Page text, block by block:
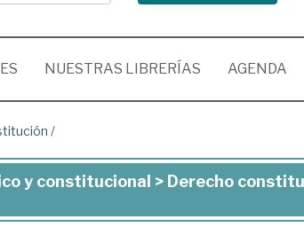
NUESTRAS LIBRERÍAS AGENDA
/
y constitucional > Derecho